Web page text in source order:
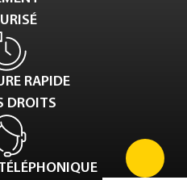
RAPIDE
DROITS